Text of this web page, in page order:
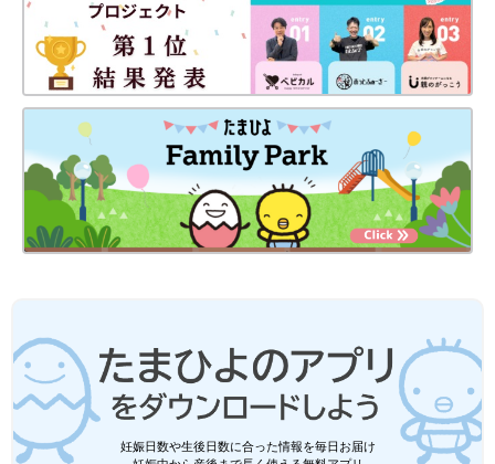
妊娠日数や生後日数に合った情報を毎日お届け